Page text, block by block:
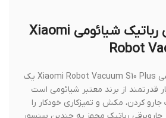
معرفی جاروبرقی رباتیک شیائومی Xiaomi
Robot
جاروبرقی رباتیک شیائومی Xiaomi Robot Vacuum S10 Plus یک
از برند معتبر شیائومی است
کردن، مکش و تمیزکاری خودکار را
رباتیک مجهز به چندین سنسور